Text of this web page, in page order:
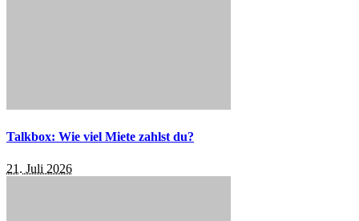
Talkbox: Wie viel Miete zahlst du?
21. Juli 2026